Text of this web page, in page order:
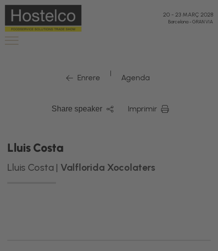
20 - 23 MARÇ 2028
Barcelona-GRAN VIA
Enrere | Agenda
Share speaker Imprimir
Lluis Costa
Lluis Costa | Valflorida Xocolaters